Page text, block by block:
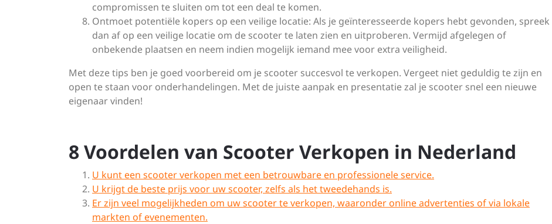
compromissen te sluiten om tot een deal te komen.
Ontmoet potentiële kopers op een veilige locatie: Als je geïnteresseerde kopers hebt gevonden, spreek
dan af op een veilige locatie om de scooter te laten zien en uitproberen. Vermijd afgelegen of
onbekende plaatsen en neem indien mogelijk iemand mee voor extra veiligheid.
Met deze tips ben je goed voorbereid om je scooter succesvol te verkopen. Vergeet niet geduldig te zijn en
open te staan voor onderhandelingen. Met de juiste aanpak en presentatie zal je scooter snel een nieuwe
eigenaar vinden!
8 Voordelen van Scooter Verkopen in Nederland
U kunt een scooter verkopen met een betrouwbare en professionele service.
U krijgt de beste prijs voor uw scooter, zelfs als het tweedehands is.
Er zijn veel mogelijkheden om uw scooter te verkopen, waaronder online advertenties of via lokale
markten of evenementen.